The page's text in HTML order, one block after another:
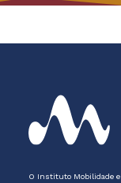
O Instituto Mobilidade e